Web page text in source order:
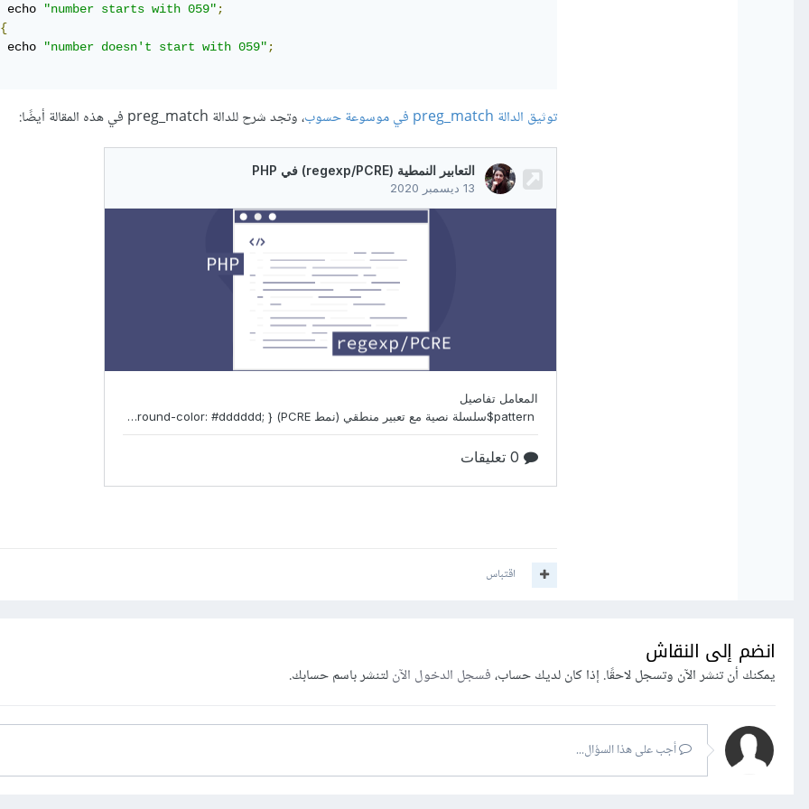
	echo
"number starts with 059";
{
	echo
"number doesn't start with 059";
توثيق الدالة preg_match في موسوعة حسوب ، وتجد شرح للدالة preg_match في هذه المقالة أيضًا:
اقتباس
انضم إلى النقاش
يمكنك أن تنشر الآن وتسجل لاحقًا. إذا كان لديك حساب،فسجل الدخول الآنلتنشر باسم حسابك.
أجب على هذا السؤال...